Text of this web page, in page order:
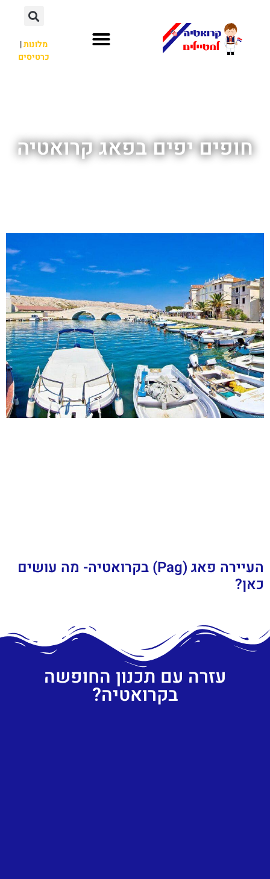
מלונות|
כרטיסים
חופים יפים בפאג קרואטיה
העיירה פאג (Pag) בקרואטיה- מה עושים
כאן?
עזרה עם תכנון החופשה
בקרואטיה?